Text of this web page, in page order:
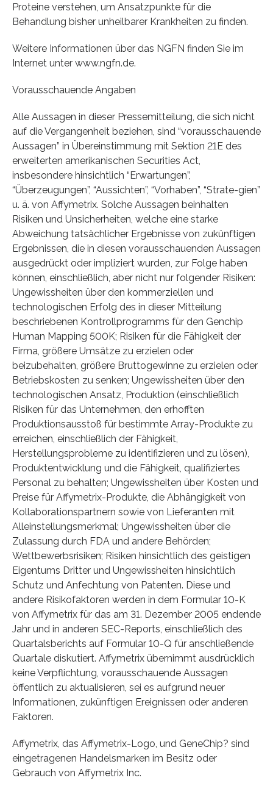
Proteine verstehen, um Ansatzpunkte für die
Behandlung bisher unheilbarer Krankheiten zu finden.
Weitere Informationen über das NGFN finden Sie im
Internet unter www.ngfn.de.
Vorausschauende Angaben
Alle Aussagen in dieser Pressemitteilung, die sich nicht
auf die Vergangenheit beziehen, sind “vorausschauende
Aussagen” in Übereinstimmung mit Sektion 21E des
erweiterten amerikanischen Securities Act,
insbesondere hinsichtlich “Erwartungen”,
“Überzeugungen”, “Aussichten”, “Vorhaben”, “Strate-gien”
u. ä. von Affymetrix. Solche Aussagen beinhalten
Risiken und Unsicherheiten, welche eine starke
Abweichung tatsächlicher Ergebnisse von zukünftigen
Ergebnissen, die in diesen vorausschauenden Aussagen
ausgedrückt oder impliziert wurden, zur Folge haben
können, einschließlich, aber nicht nur folgender Risiken:
Ungewissheiten über den kommerziellen und
technologischen Erfolg des in dieser Mitteilung
beschriebenen Kontrollprogramms für den Genchip
Human Mapping 500K; Risiken für die Fähigkeit der
Firma, größere Umsätze zu erzielen oder
beizubehalten, größere Bruttogewinne zu erzielen oder
Betriebskosten zu senken; Ungewissheiten über den
technologischen Ansatz, Produktion (einschließlich
Risiken für das Unternehmen, den erhofften
Produktionsausstoß für bestimmte Array-Produkte zu
erreichen, einschließlich der Fähigkeit,
Herstellungsprobleme zu identifizieren und zu lösen),
Produktentwicklung und die Fähigkeit, qualifiziertes
Personal zu behalten; Ungewissheiten über Kosten und
Preise für Affymetrix-Produkte, die Abhängigkeit von
Kollaborationspartnern sowie von Lieferanten mit
Alleinstellungsmerkmal; Ungewissheiten über die
Zulassung durch FDA und andere Behörden;
Wettbewerbsrisiken; Risiken hinsichtlich des geistigen
Eigentums Dritter und Ungewissheiten hinsichtlich
Schutz und Anfechtung von Patenten. Diese und
andere Risikofaktoren werden in dem Formular 10-K
von Affymetrix für das am 31. Dezember 2005 endende
Jahr und in anderen SEC-Reports, einschließlich des
Quartalsberichts auf Formular 10-Q für anschließende
Quartale diskutiert. Affymetrix übernimmt ausdrücklich
keine Verpflichtung, vorausschauende Aussagen
öffentlich zu aktualisieren, sei es aufgrund neuer
Informationen, zukünftigen Ereignissen oder anderen
Faktoren.
Affymetrix, das Affymetrix-Logo, und GeneChip? sind
eingetragenen Handelsmarken im Besitz oder
Gebrauch von Affymetrix Inc.